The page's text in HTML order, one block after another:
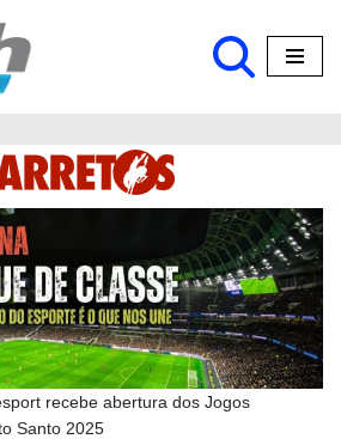
recebe abertura dos Jogos
Santo 2025